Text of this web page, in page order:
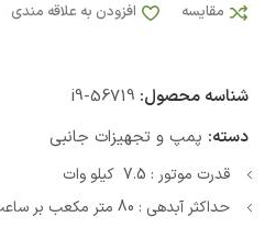
مقایسه افزودن به علاقه مندی
شناسه محصول: i9-56719
دسته: پمپ و تجهیزات جانبی
قدرت موتور : 7.5 کیلو وات
حداکثر آبدهی : 80 متر مکعب بر ساعت